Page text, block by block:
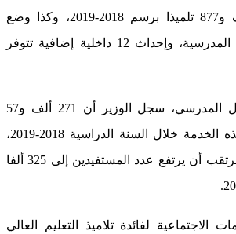
إلى مليون و701 ألف و877 تلميذا برسم 2018-2019، وكذا وضع
برنامج لتجويد التغدية المدرسية، وإحداث 12 داخلية إضافية تتوفر
وبخصوص خدمة النقل المدرسي، سجل الوزير أن 271 ألف و57
تلميذا استفادوا من هذه الخدمة خلال السنة الدراسية 2018-2019،
مشيرا إلى أنه من المرتقب أن يرتفع عدد المستفيدين إلى 325 ألفا
الاجتماعية لفائدة تلاميذ التعليم العالي